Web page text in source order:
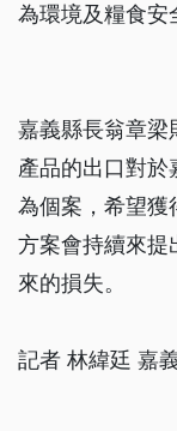
為環境及糧食安
嘉義縣長翁章梁
產品的出口對
為個案，希望獲
方案會持續來提
來的損失。
記者 林緯廷 嘉